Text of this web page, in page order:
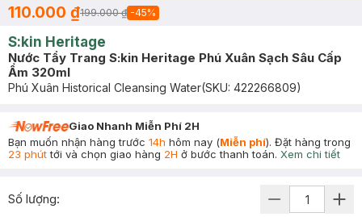
110.000 ₫199.000 ₫ -45%
S:kin Heritage
Nước Tẩy Trang S:kin Heritage Phú Xuân Sạch Sâu Cấp
Ẩm 320ml
Phú Xuân Historical Cleansing Water(SKU: 422266809)
Giao Nhanh Miễn Phí 2H
Bạn muốn nhận hàng trước 14h hôm nay (Miễn phí). Đặt hàng trong
23 phúttới và chọn giao hàng 2H ở bước thanh toán. Xem chi tiết
Số lượng: